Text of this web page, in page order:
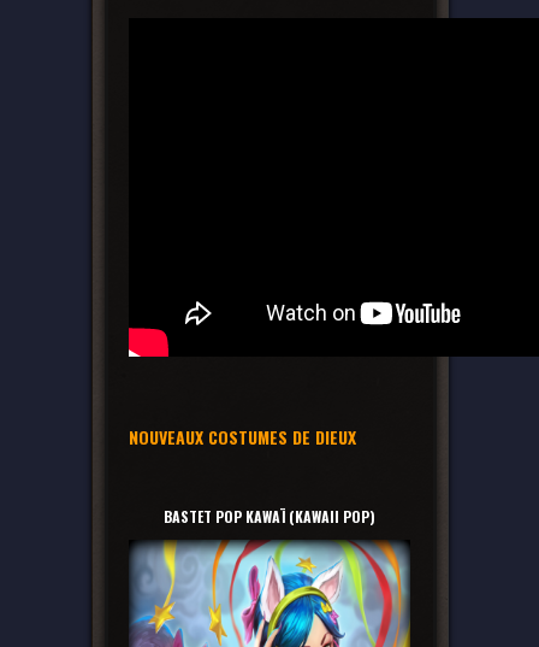
NOUVEAUX COSTUMES DE DIEUX
BASTET POP KAWAÏ (KAWAII POP)